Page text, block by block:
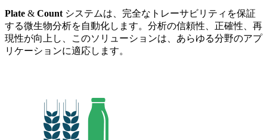
Plate & Count システムは、完全なトレーサビリティを保証
する微生物分析を自動化します。分析の信頼性、正確性、再
現性が向上し、このソリューションは、あらゆる分野のアプ
リケーションに適応します。